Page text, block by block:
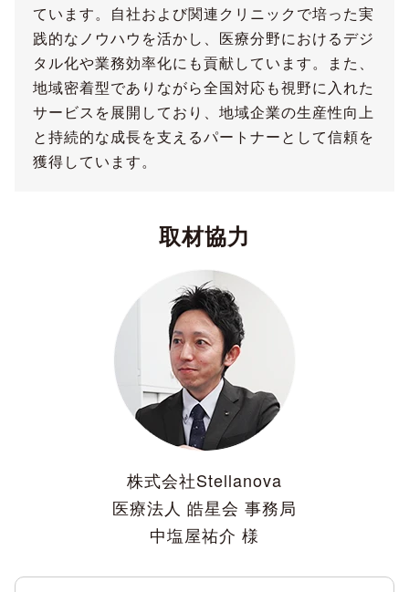
ています。自社および関連クリニックで培った実
践的なノウハウを活かし、医療分野におけるデジ
タル化や業務効率化にも貢献しています。また、
地域密着型でありながら全国対応も視野に入れた
サービスを展開しており、地域企業の生産性向上
と持続的な成長を支えるパートナーとして信頼を
獲得しています。
取材協力
株式会社Stellanova
医療法人 皓星会 事務局
中塩屋祐介 様